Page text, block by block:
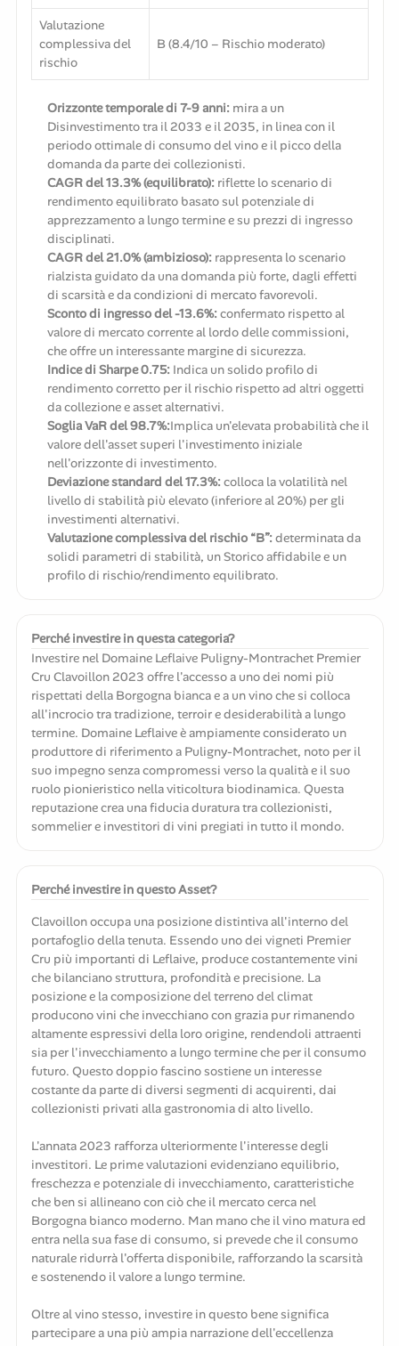
Valutazione
complessiva del
rischio
B (8.4/10 – Rischio moderato)
Orizzonte temporale di 7-9 anni: mira a un
Disinvestimento tra il 2033 e il 2035, in linea con il
periodo ottimale di consumo del vino e il picco della
domanda da parte dei collezionisti.
CAGR del 13.3% (equilibrato): riflette lo scenario di
rendimento equilibrato basato sul potenziale di
apprezzamento a lungo termine e su prezzi di ingresso
disciplinati.
CAGR del 21.0% (ambizioso): rappresenta lo scenario
rialzista guidato da una domanda più forte, dagli effetti
di scarsità e da condizioni di mercato favorevoli.
Sconto di ingresso del -13.6%: confermato rispetto al
valore di mercato corrente al lordo delle commissioni,
che offre un interessante margine di sicurezza.
Indice di Sharpe 0.75: Indica un solido profilo di
rendimento corretto per il rischio rispetto ad altri oggetti
da collezione e asset alternativi.
Soglia VaR del 98.7%:Implica un'elevata probabilità che il
valore dell'asset superi l'investimento iniziale
nell'orizzonte di investimento.
Deviazione standard del 17.3%: colloca la volatilità nel
livello di stabilità più elevato (inferiore al 20%) per gli
investimenti alternativi.
Valutazione complessiva del rischio “B”: determinata da
solidi parametri di stabilità, un Storico affidabile e un
profilo di rischio/rendimento equilibrato.
Perché investire in questa categoria?
Investire nel Domaine Leflaive Puligny-Montrachet Premier
Cru Clavoillon 2023 offre l'accesso a uno dei nomi più
rispettati della Borgogna bianca e a un vino che si colloca
all'incrocio tra tradizione, terroir e desiderabilità a lungo
termine. Domaine Leflaive è ampiamente considerato un
produttore di riferimento a Puligny-Montrachet, noto per il
suo impegno senza compromessi verso la qualità e il suo
ruolo pionieristico nella viticoltura biodinamica. Questa
reputazione crea una fiducia duratura tra collezionisti,
sommelier e investitori di vini pregiati in tutto il mondo.
Perché investire in questo Asset?
Clavoillon occupa una posizione distintiva all'interno del
portafoglio della tenuta. Essendo uno dei vigneti Premier
Cru più importanti di Leflaive, produce costantemente vini
che bilanciano struttura, profondità e precisione. La
posizione e la composizione del terreno del climat
producono vini che invecchiano con grazia pur rimanendo
altamente espressivi della loro origine, rendendoli attraenti
sia per l'invecchiamento a lungo termine che per il consumo
futuro. Questo doppio fascino sostiene un interesse
costante da parte di diversi segmenti di acquirenti, dai
collezionisti privati alla gastronomia di alto livello.
L'annata 2023 rafforza ulteriormente l'interesse degli
investitori. Le prime valutazioni evidenziano equilibrio,
freschezza e potenziale di invecchiamento, caratteristiche
che ben si allineano con ciò che il mercato cerca nel
Borgogna bianco moderno. Man mano che il vino matura ed
entra nella sua fase di consumo, si prevede che il consumo
naturale ridurrà l'offerta disponibile, rafforzando la scarsità
e sostenendo il valore a lungo termine.
Oltre al vino stesso, investire in questo bene significa
partecipare a una più ampia narrazione dell'eccellenza